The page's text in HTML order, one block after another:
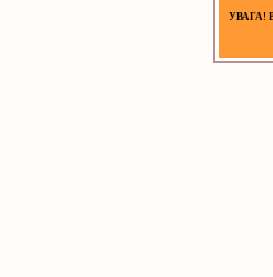
УВАГА!